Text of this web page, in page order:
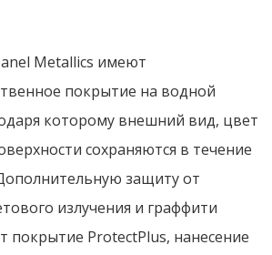
Metallics имеют
покрытие на водной
которому внешний вид, цвет
сохраняются в течение
защиту от
излучения и граффити
покрытие ProtectPlus, нанесение